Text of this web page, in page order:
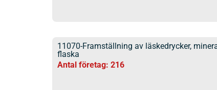
11070-Framställning av läskedrycker,
flaska
Antal företag: 216